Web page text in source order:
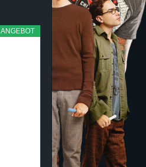
ANGEBOT